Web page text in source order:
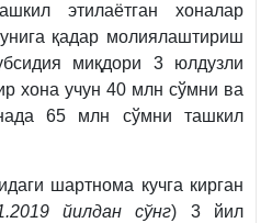
этилаётган хоналар
қадар молиялаштириш
миқдори 3 юлдузли
хона учун 40 млн сўмни ва
65 млн сўмни ташкил
шартнома кучга кирган
йилдан сўнг) 3 йил